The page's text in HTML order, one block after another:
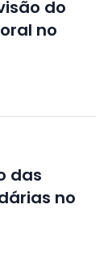
do
no
das
no